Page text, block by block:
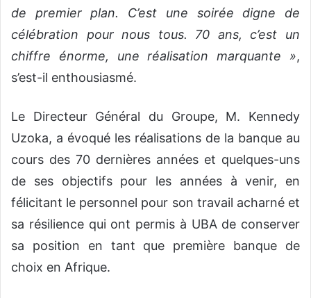
de premier plan. C’est une soirée digne de
célébration pour nous tous. 70 ans, c’est un
chiffre énorme, une réalisation marquante »,
s’est-il enthousiasmé.
Le Directeur Général du Groupe, M. Kennedy
Uzoka, a évoqué les réalisations de la banque au
cours des 70 dernières années et quelques-uns
de ses objectifs pour les années à venir, en
félicitant le personnel pour son travail acharné et
sa résilience qui ont permis à UBA de conserver
sa position en tant que première banque de
choix en Afrique.